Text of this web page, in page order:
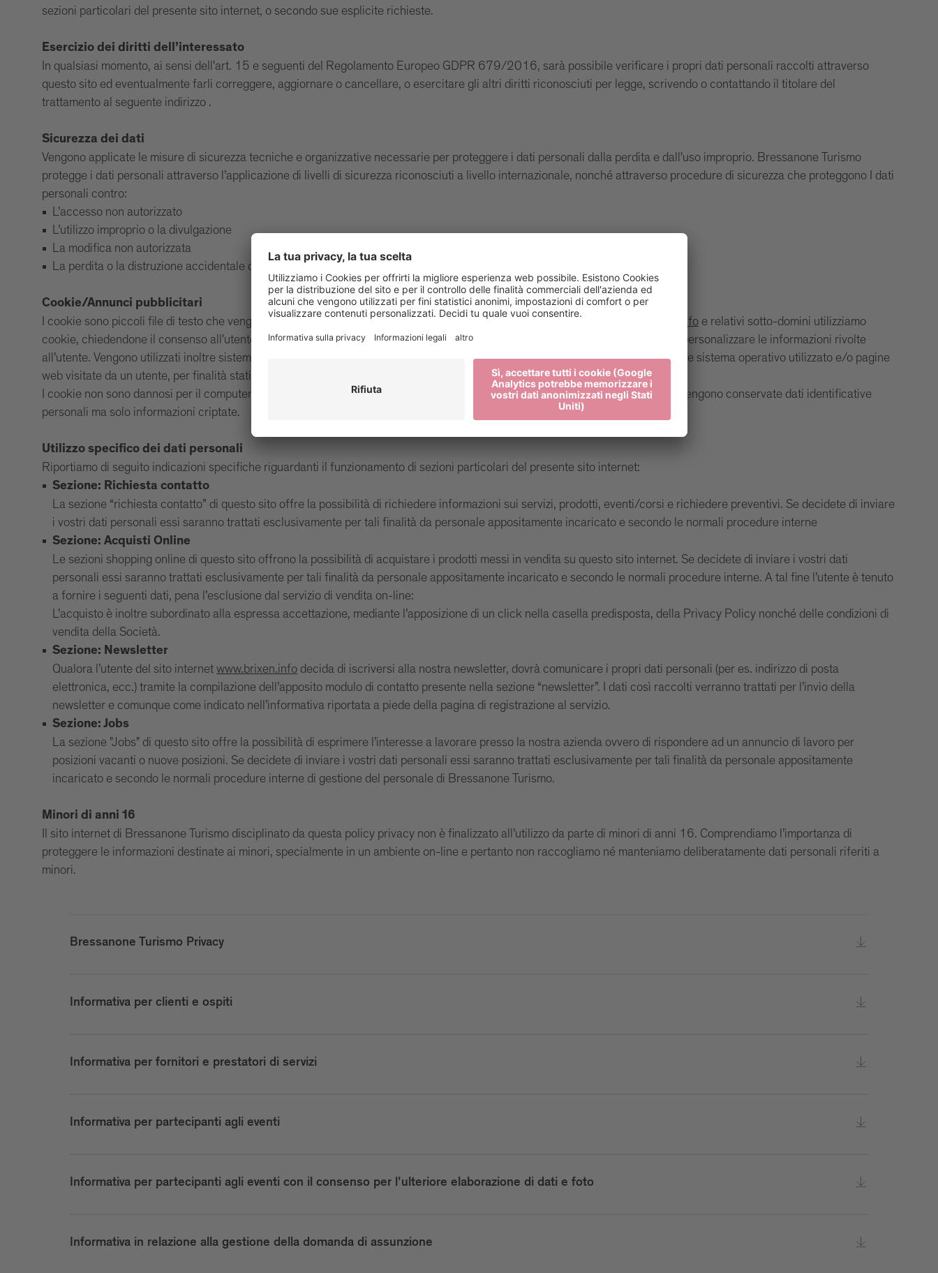
sezioni particolari del presente sito internet, o secondo sue esplicite richieste.
Esercizio dei diritti dell’interessato
In qualsiasi momento, ai sensi dell'art. 15 e seguenti del Regolamento Europeo GDPR 679/2016, sarà possibile verificare i propri dati personali raccolti attraverso
questo sito ed eventualmente farli correggere, aggiornare o cancellare, o esercitare gli altri diritti riconosciuti per legge, scrivendo o contattando il titolare del
trattamento al seguente indirizzo .
Sicurezza dei dati
Vengono applicate le misure di sicurezza tecniche e organizzative necessarie per proteggere i dati personali dalla perdita e dall'uso improprio. Bressanone Turismo
protegge i dati personali attraverso l’applicazione di livelli di sicurezza riconosciuti a livello internazionale, nonché attraverso procedure di sicurezza che proteggono I dati
personali contro:
L’accesso non autorizzato
L’utilizzo improprio o la divulgazione
La modifica non autorizzata
La perdita o la distruzione accidentale o causata da atto illecito
Cookie/Annunci pubblicitari
I cookie sono piccoli file di testo che vengono salvati sul computer del visitatore determinati siti internet. Per il sito
www.brixen.info e relativi sotto-domini utilizziamo
cookie, chiedendone il consenso all'utente ove la legge o i regolamenti applicabili lo prevedano, per agevolare la navigazione e personalizzare le informazioni rivolte
all’utente. Vengono utilizzati inoltre sistemi per raccogliere informazioni sugli utenti, quali ad esempio indirizzo IP, tipo di browser e sistema operativo utilizzato e/o pagine
web visitate da un utente, per finalità statistiche o di sicurezza.
I cookie non sono dannosi per il computer, tablet o smartphone del visitatore. Nei cookie generati dal sitowww.brixen.info , non vengono conservate dati identificative
personali ma solo informazioni criptate.
Utilizzo specifico dei dati personali
Riportiamo di seguito indicazioni specifiche riguardanti il funzionamento di sezioni particolari del presente sito internet:
Sezione: Richiesta contatto
La sezione “richiesta contatto” di questo sito offre la possibilità di richiedere informazioni sui servizi, prodotti, eventi/corsi e richiedere preventivi. Se decidete di inviare
i vostri dati personali essi saranno trattati esclusivamente per tali finalità da personale appositamente incaricato e secondo le normali procedure interne
Sezione: Acquisti Online
Le sezioni shopping online di questo sito offrono la possibilità di acquistare i prodotti messi in vendita su questo sito internet. Se decidete di inviare i vostri dati
personali essi saranno trattati esclusivamente per tali finalità da personale appositamente incaricato e secondo le normali procedure interne. A tal fine l’utente è tenuto
a fornire i seguenti dati, pena l’esclusione dal servizio di vendita on-line:
L’acquisto è inoltre subordinato alla espressa accettazione, mediante l’apposizione di un click nella casella predisposta, della Privacy Policy nonché delle condizioni di
vendita della Società.
Sezione: Newsletter
Qualora l’utente del sito internet www.brixen.info decida di iscriversi alla nostra newsletter, dovrà comunicare i propri dati personali (per es. indirizzo di posta
elettronica, ecc.) tramite la compilazione dell’apposito modulo di contatto presente nella sezione “newsletter”. I dati così raccolti verranno trattati per l’invio della
newsletter e comunque come indicato nell’informativa riportata a piede della pagina di registrazione al servizio.
Sezione: Jobs
La sezione "Jobs" di questo sito offre la possibilità di esprimere l’interesse a lavorare presso la nostra azienda ovvero di rispondere ad un annuncio di lavoro per
posizioni vacanti o nuove posizioni. Se decidete di inviare i vostri dati personali essi saranno trattati esclusivamente per tali finalità da personale appositamente
incaricato e secondo le normali procedure interne di gestione del personale di Bressanone Turismo.
Minori di anni 16
Il sito internet di Bressanone Turismo disciplinato da questa policy privacy non è finalizzato all’utilizzo da parte di minori di anni 16. Comprendiamo l’importanza di
proteggere le informazioni destinate ai minori, specialmente in un ambiente on-line e pertanto non raccogliamo né manteniamo deliberatamente dati personali riferiti a
minori.
Bressanone Turismo Privacy
Informativa per clienti e ospiti
Informativa per fornitori e prestatori di servizi
Informativa per partecipanti agli eventi
Informativa per partecipanti agli eventi con il consenso per l'ulteriore elaborazione di dati e foto
Informativa in relazione alla gestione della domanda di assunzione